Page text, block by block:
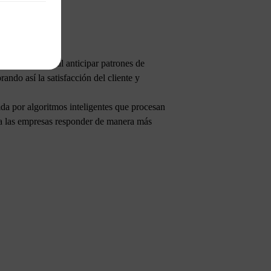
y eficaces al anticipar patrones de
así la satisfacción del cliente y
por algoritmos inteligentes que procesan
empresas responder de manera más